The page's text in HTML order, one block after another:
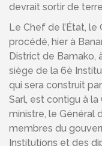
devrait sortir de
Le Chef de l’État, le
procédé, hier à
District de Bamako,
siège de la 6è
qui sera construit
Sarl, est contigu à
ministre, le Général
membres du
Institutions et des